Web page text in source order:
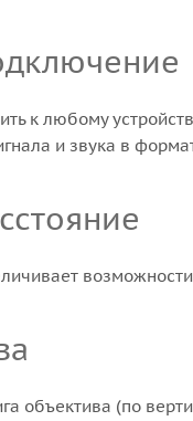
к любому
и звука в
объектива (по